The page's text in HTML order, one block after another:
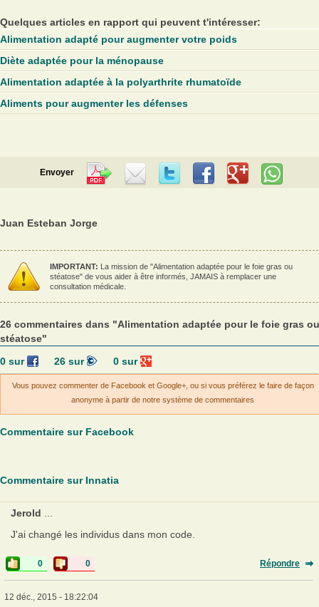
Quelques articles en rapport qui peuvent t'intéresser:
Alimentation adapté pour augmenter votre poids
Diète adaptée pour la ménopause
Alimentation adaptée à la polyarthrite rhumatoïde
Aliments pour augmenter les défenses
Envoyer
Juan Esteban Jorge
IMPORTANT: La mission de "Alimentation adaptée pour le foie gras ou
stéatose" de vous aider à être informés, JAMAIS à remplacer une
consultation médicale.
26 commentaires dans "Alimentation adaptée pour le foie gras ou
stéatose"
0sur 26sur 0 sur
Vous pouvez commenter de Facebook et Google+, ou si vous préférez le faire de façon
anonyme à partir de notre système de commentaires
Commentaire sur Facebook
Commentaire sur Innatia
Jerold
J'ai changé les individus dans mon code.
0 0 Répondre
12 déc., 2015 - 18:22:04